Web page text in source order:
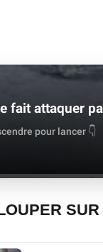
fait attaquer
pour lancer 👇